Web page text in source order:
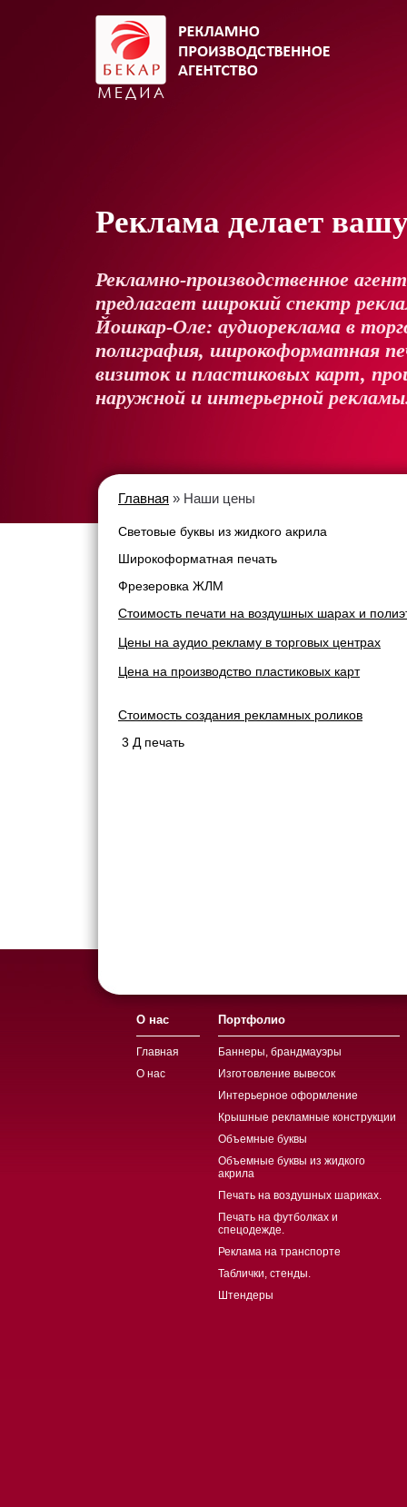
Реклама делает
Рекламно-производственное
предлагает широкий спектр
Йошкар-Оле: аудиореклама в
полиграфия, широкоформатная
визиток и пластиковых карт,
наружной и интерьерной
Главная » Наши цены
Световые буквы из жидкого акрила
Широкоформатная печать
Фрезеровка ЖЛМ
Стоимость печати на воздушных шарах и
Цены на аудио рекламу в торговых центрах
Цена на производство пластиковых карт
Стоимость создания рекламных роликов
3 Д печать
О нас
Главная
О нас
Портфолио
Баннеры, брандмауэры
Изготовление вывесок
Интерьерное оформление
Крышные рекламные конструкции
Объемные буквы
Объемные буквы из жидкого
акрила
Печать на воздушных шариках.
Печать на футболках и
спецодежде.
Реклама на транспорте
Таблички, стенды.
Штендеры